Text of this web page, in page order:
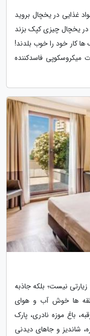
غذایی در یخچال بروید
در یخچال چیزی کپک بزند
ها کار خود را خوب بلدند!
میکروسکوپی فاسدکننده
نیست؛ بلکه جاذبه
ها خوش آب و هوای
باغ موزه نادری، پارک
شاندیز و جاهای دیدنی